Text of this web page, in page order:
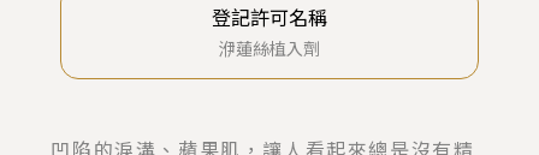
登記許可名稱
洢蓮絲植入劑
凹陷的淚溝、蘋果肌，讓人看起來總是沒有精